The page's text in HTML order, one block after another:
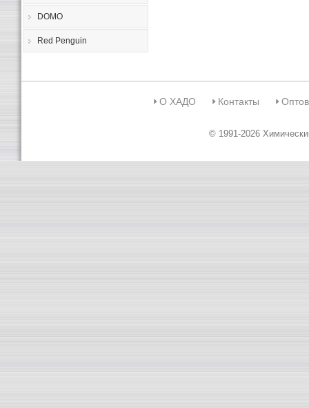
DOMO
Red Penguin
О ХАДО Контакты
© 1991-2026